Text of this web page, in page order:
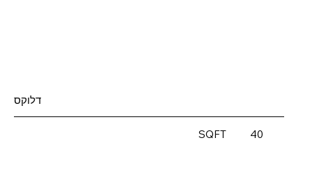
SQFT 40
דלוקס